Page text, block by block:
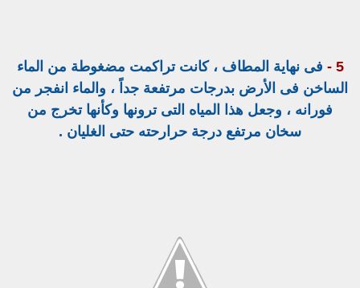
5 -
فى نهاية المطاف ، كانت تراكمت مضغوطة من الماء
الساخن فى الأرض بدرجات مرتفعة جداً ، والماء انفجر من
فورانه ، وجعل هذا المياه التى ترونها وكأنها تخرج من
سخان مرتفع درجة حرارحته حتى الغليان .